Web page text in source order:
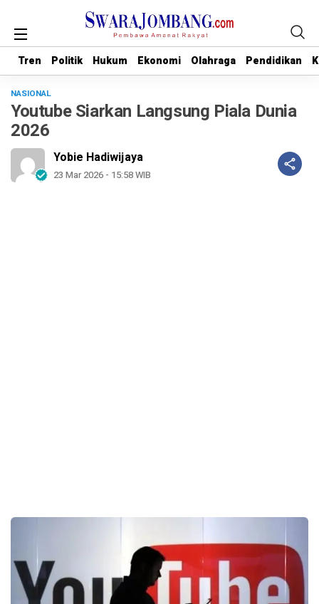
Tren Politik Hukum Ekonomi Olahraga Pendidikan
Tren Politik Hukum Ekonomi Olahraga Pendidikan
NASIONAL
Youtube Siarkan Langsung Piala Dunia
2026
Yobie Hadiwijaya
23 Mar 2026 - 15:58 WIB